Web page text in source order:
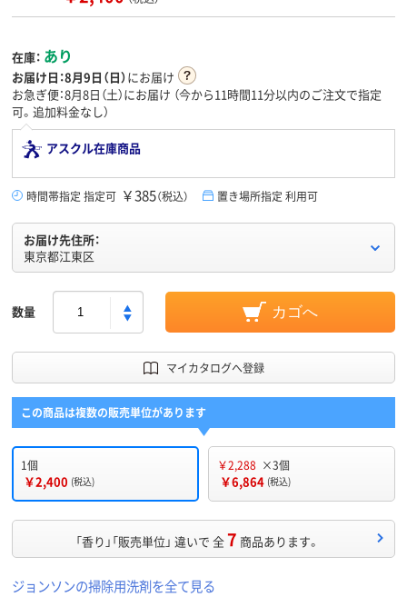
在庫： あり
お届け日：8月9日（日）にお届け
お急ぎ便：8月8日（土）にお届け （今から11時間11分以内のご注文で指定
可。追加料金なし）
アスクル在庫商品
時間帯指定 指定可 ￥385（税込） 置き場所指定 利用可
お届け先住所：
東京都江東区
数量 カゴへ
マイカタログへ登録
この商品は複数の販売単位があります
1個
￥2,400 (税込)
￥2,288 ×3個
￥6,864 (税込)
「香り」「販売単位」 違いで 全7 商品あります。
ジョンソンの掃除用洗剤を全て見る